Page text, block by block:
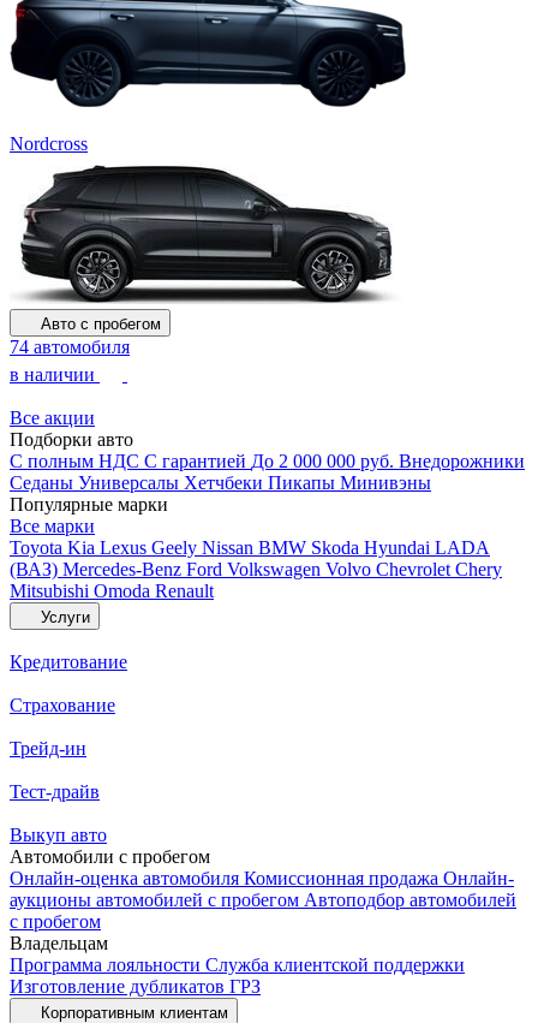
Nordcross
Авто с пробегом
74 автомобиля
в наличии
Все акции
Подборки авто
С полным НДС С гарантией До 2 000 000 руб. Внедорожники
Седаны Универсалы Хетчбеки Пикапы Минивэны
Популярные марки
Все марки
Toyota Kia Lexus Geely Nissan BMW Skoda Hyundai LADA
(ВАЗ) Mercedes-Benz Ford Volkswagen Volvo Chevrolet Chery
Mitsubishi Omoda Renault
Услуги
Кредитование
Страхование
Трейд-ин
Тест-драйв
Выкуп авто
Автомобили с пробегом
Онлайн-оценка автомобиля Комиссионная продажа Онлайн-
аукционы автомобилей с пробегом Автоподбор автомобилей
с пробегом
Владельцам
Программа лояльности Служба клиентской поддержки
Изготовление дубликатов ГРЗ
Корпоративным клиентам